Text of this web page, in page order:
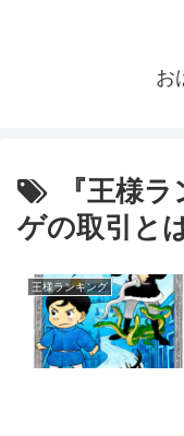
お
『王様
ゲの取引と
王様ランキング